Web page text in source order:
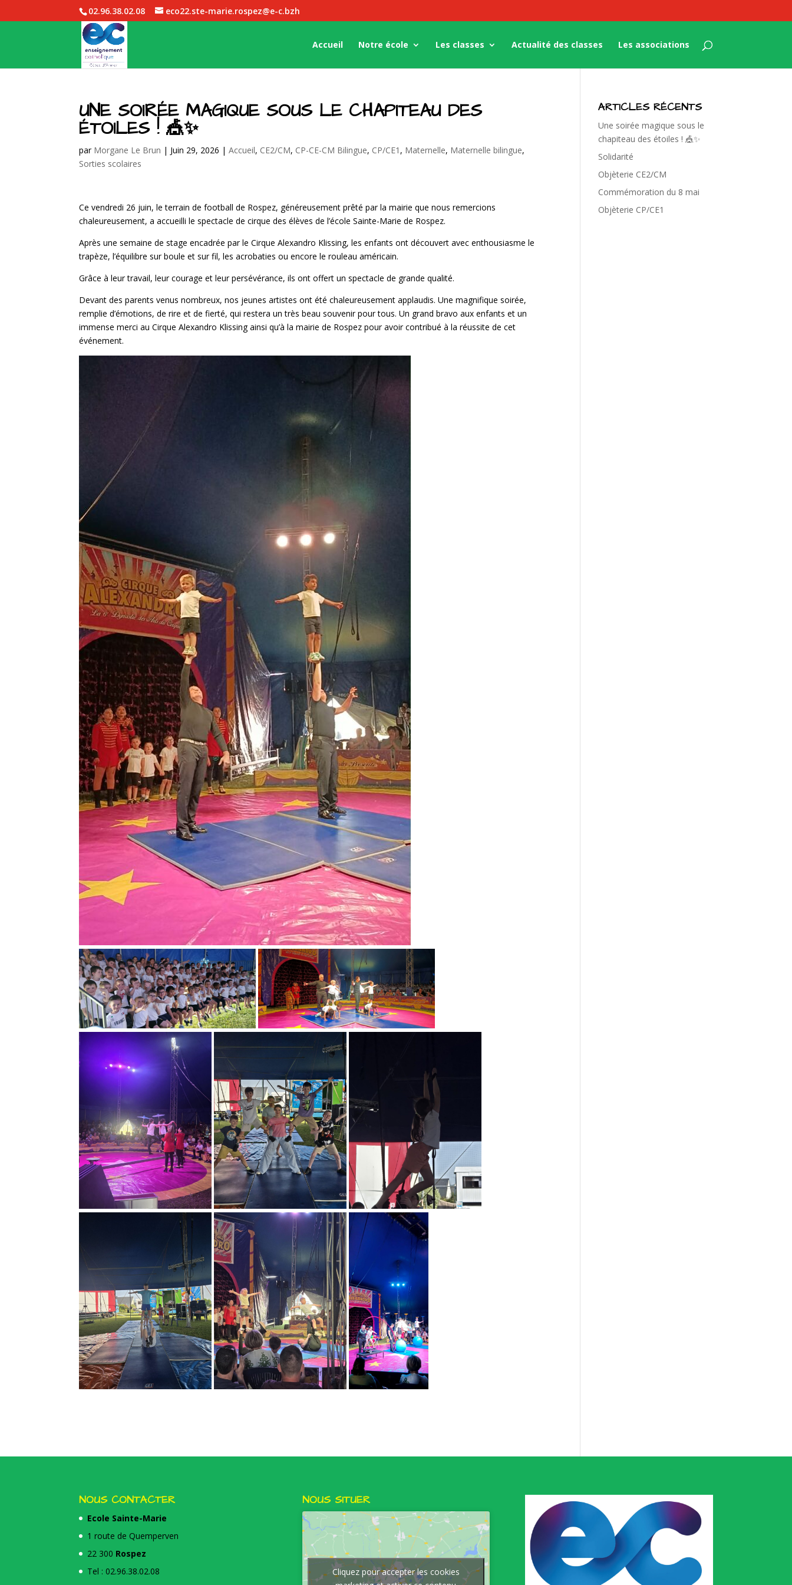
02.96.38.02.08 eco22.ste-marie.rospez@e-c.bzh
Accueil Notre école Les classes Actualité des classes Les associations
UNE SOIRÉE MAGIQUE SOUS LE CHAPITEAU DES
ÉTOILES ! 🎪✨
par Morgane Le Brun | Juin 29, 2026 |Accueil, CE2/CM, CP-CE-CM Bilingue, CP/CE1 , Maternelle, Maternelle bilingue,
Sorties scolaires
Ce vendredi 26 juin, le terrain de football de Rospez, généreusement prêté par la mairie que nous remercions
chaleureusement, a accueilli le spectacle de cirque des élèves de l’école Sainte-Marie de Rospez.
Après une semaine de stage encadrée par le Cirque Alexandro Klissing, les enfants ont découvert avec enthousiasme le
trapèze, l’équilibre sur boule et sur fil, les acrobaties ou encore le rouleau américain.
Grâce à leur travail, leur courage et leur persévérance, ils ont offert un spectacle de grande qualité.
Devant des parents venus nombreux, nos jeunes artistes ont été chaleureusement applaudis. Une magnifique soirée,
remplie d’émotions, de rire et de fierté, qui restera un très beau souvenir pour tous. Un grand bravo aux enfants et un
immense merci au Cirque Alexandro Klissing ainsi qu’à la mairie de Rospez pour avoir contribué à la réussite de cet
événement.
ARTICLES RÉCENTS
Une soirée magique sous le
chapiteau des étoiles ! 🎪✨
Solidarité
Objèterie CE2/CM
Commémoration du 8 mai
Objèterie CP/CE1
NOUS CONTACTER
Ecole Sainte-Marie
1 route de Quemperven
22 300 Rospez
Tel : 02.96.38.02.08
NOUS SITUER
Cliquez pour accepter les cookies